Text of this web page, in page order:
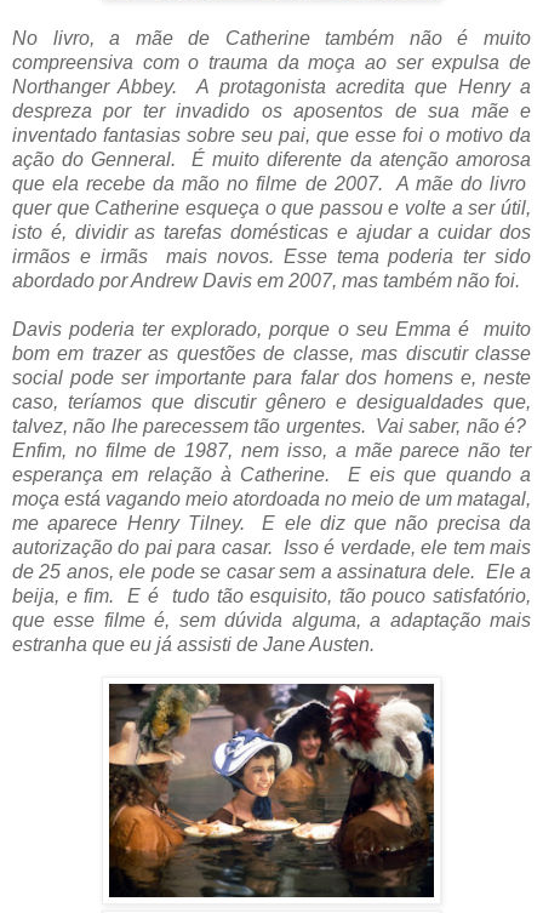
No livro, a mãe de Catherine também não é muito
compreensiva com o trauma da moça ao ser expulsa de
Northanger Abbey. A protagonista acredita que Henry a
despreza por ter invadido os aposentos de sua mãe e
inventado fantasias sobre seu pai, que esse foi o motivo da
ação do Genneral. É muito diferente da atenção amorosa
que ela recebe da mão no filme de 2007. A mãe do livro
quer que Catherine esqueça o que passou e volte a ser útil,
isto é, dividir as tarefas domésticas e ajudar a cuidar dos
irmãos e irmãs mais novos. Esse tema poderia ter sido
abordado por Andrew Davis em 2007, mas também não foi.
Davis poderia ter explorado, porque o seu Emma é muito
bom em trazer as questões de classe, mas discutir classe
social pode ser importante para falar dos homens e, neste
caso, teríamos que discutir gênero e desigualdades que,
talvez, não lhe parecessem tão urgentes. Vai saber, não é?
Enfim, no filme de 1987, nem isso, a mãe parece não ter
esperança em relação à Catherine. E eis que quando a
moça está vagando meio atordoada no meio de um matagal,
me aparece Henry Tilney. E ele diz que não precisa da
autorização do pai para casar. Isso é verdade, ele tem mais
de 25 anos, ele pode se casar sem a assinatura dele. Ele a
beija, e fim. E é tudo tão esquisito, tão pouco satisfatório,
que esse filme é, sem dúvida alguma, a adaptação mais
estranha que eu já assisti de Jane Austen.